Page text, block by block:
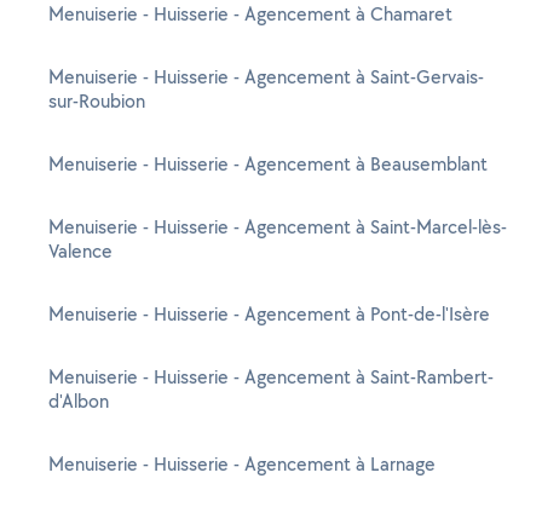
Menuiserie - Huisserie - Agencement à Chamaret
Menuiserie - Huisserie - Agencement à Saint-Gervais-
sur-Roubion
Menuiserie - Huisserie - Agencement à Beausemblant
Menuiserie - Huisserie - Agencement à Saint-Marcel-lès-
Valence
Menuiserie - Huisserie - Agencement à Pont-de-l'Isère
Menuiserie - Huisserie - Agencement à Saint-Rambert-
d'Albon
Menuiserie - Huisserie - Agencement à Larnage